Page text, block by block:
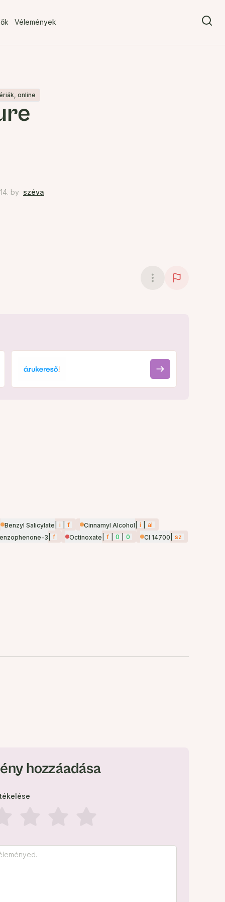
Vélemények
online
by széva
Benzyl Salicylate i f Cinnamyl Alcohol i
al
3 f Octinoxate f 0 0 CI 14700
sz
hozzáadása